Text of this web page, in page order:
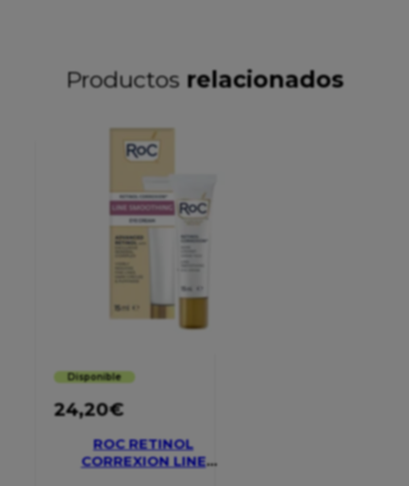
Productos relacionados
Disponible
24,20€
ROC RETINOL
CORREXION LINE